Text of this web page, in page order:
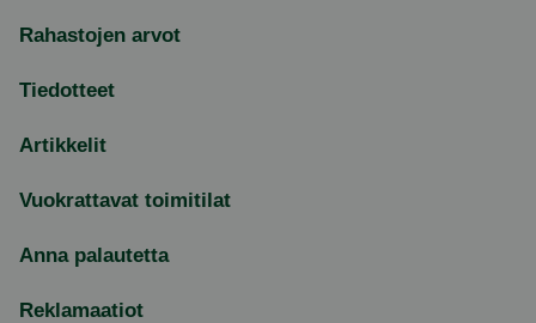
Rahastojen arvot
Tiedotteet
Artikkelit
Vuokrattavat toimitilat
Anna palautetta
Reklamaatiot